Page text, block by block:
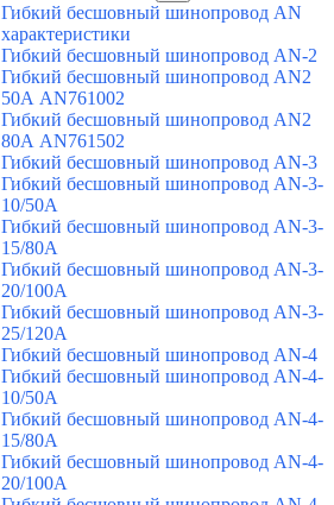
Гибкий бесшовный шинопровод AN
характеристики
Гибкий бесшовный шинопровод AN-2
Гибкий бесшовный шинопровод AN2
50А AN761002
Гибкий бесшовный шинопровод AN2
80А AN761502
Гибкий бесшовный шинопровод AN-3
Гибкий бесшовный шинопровод AN-3-
10/50A
Гибкий бесшовный шинопровод AN-3-
15/80A
Гибкий бесшовный шинопровод AN-3-
20/100A
Гибкий бесшовный шинопровод AN-3-
25/120A
Гибкий бесшовный шинопровод AN-4
Гибкий бесшовный шинопровод AN-4-
10/50A
Гибкий бесшовный шинопровод AN-4-
15/80A
Гибкий бесшовный шинопровод AN-4-
20/100A